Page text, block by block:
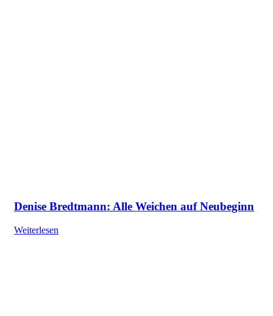
Denise Bredtmann: Alle Weichen auf Neubeginn
Weiterlesen